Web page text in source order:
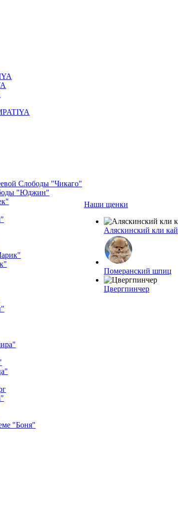
Слободы "Чикаго"
"Юджин"
"Боня"
Наши щенки
Аляскинский кли кай
Померанский шпиц
Цвергпинчер